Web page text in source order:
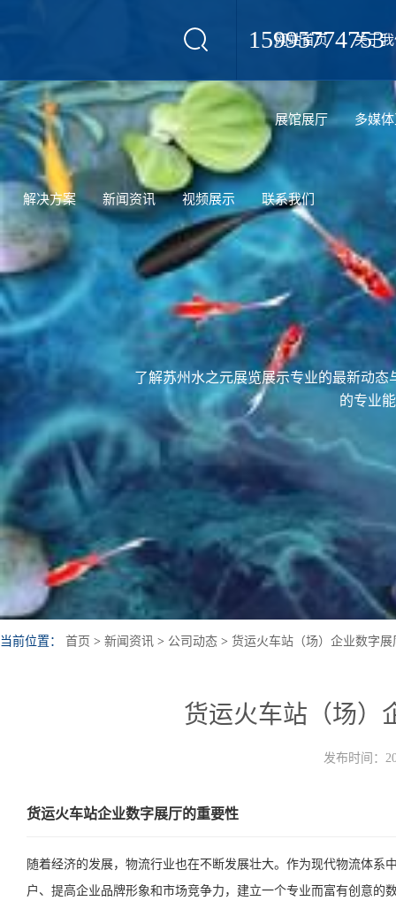
15995774753
网站首页 关于
展馆展厅 多媒
解决方案 新闻资讯 视频展示 联系我们
了解苏州水之元展览展示专业的最新动
的专业
当前位置： 首页 > 新闻资讯 > 公司动态 > 货运火车站（场）企业数字
货运火车站（场）
发布时间：
货运火车站企业数字展厅的重要性
随着经济的发展，物流行业也在不断发展壮大。作为现代物流体
户、提高企业品牌形象和市场竞争力，建立一个专业而富有创意的